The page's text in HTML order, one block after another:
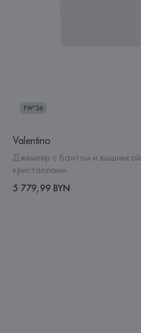
FW'26
Valentino
Джемпер с бантом и вышивкой
кристаллами
5 779,99 BYN